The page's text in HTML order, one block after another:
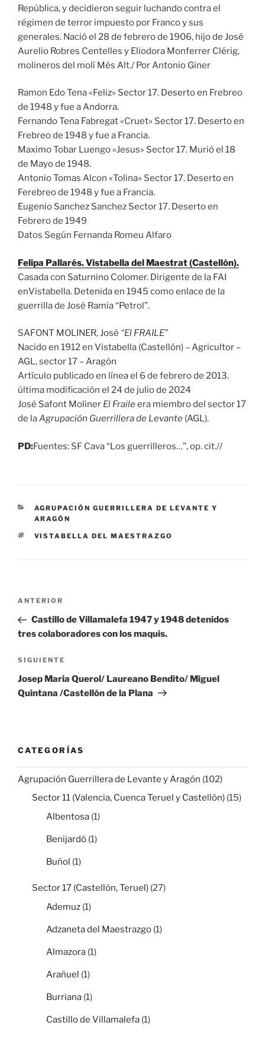
República, y decidieron seguir luchando contra el
régimen de terror impuesto por Franco y sus
generales. Nació el 28 de febrero de 1906, hijo de José
Aurelio Robres Centelles y Eliodora Monferrer Clérig,
molineros del molí Més Alt./ Por Antonio Giner
Ramon Edo Tena «Feliz» Sector 17. Deserto en Frebreo
de 1948 y fue a Andorra.
Fernando Tena Fabregat «Cruet» Sector 17. Deserto en
Frebreo de 1948 y fue a Francia.
Maximo Tobar Luengo «Jesus» Sector 17. Murió el 18
de Mayo de 1948.
Antonio Tomas Alcon «Tolina» Sector 17. Deserto en
Ferebreo de 1948 y fue a Francia.
Eugenio Sanchez Sanchez Sector 17. Deserto en
Febrero de 1949
Datos Según Fernanda Romeu Alfaro
Felipa Pallarés.Vistabella del Maestrat(Castellón).
Casada con Saturnino Colomer. Dirigente de la FAI
enVistabella. Detenida en 1945 como enlace de la
guerrilla de José Ramia“Petrol”.
SAFONT MOLINER, José “El FRAILE”
Nacido en 1912 en Vistabella (Castellón) – Agricultor –
AGL, sector 17 – Aragón
Artículo publicado en línea el 6 de febrero de 2013.
última modificación el 24 de julio de 2024
José Safont Moliner El Fraileera miembro del sector 17
de laAgrupación Guerrillera de Levante (AGL).
PD:Fuentes: SF Cava “Los guerrilleros…”, op. cit.//
CATEGORÍAS
AGRUPACIÓN GUERRILLERA DE LEVANTE Y
ARAGÓN
ETIQUETAS
VISTABELLA DEL MAESTRAZGO
Navegación
entradas
Entrada
anterior:
ANTERIOR
Castillo de Villamalefa 1947 y 1948 detenidos
tres colaboradores con los maquis.
Siguiente
entrada
SIGUIENTE
Josep Maria Querol/ Laureano Bendito/ Miguel
Quintana /Castellón de la Plana
CATEGORÍAS
Agrupación Guerrillera de Levante y Aragón (102)
Sector 11 (Valencia, Cuenca Teruel y Castellón) (15)
Albentosa (1)
Benijardó (1)
Buñol (1)
Sector 17 (Castellón, Teruel) (27)
Ademuz (1)
Adzaneta del Maestrazgo (1)
Almazora (1)
Arañuel (1)
Burriana (1)
Castillo de Villamalefa (1)